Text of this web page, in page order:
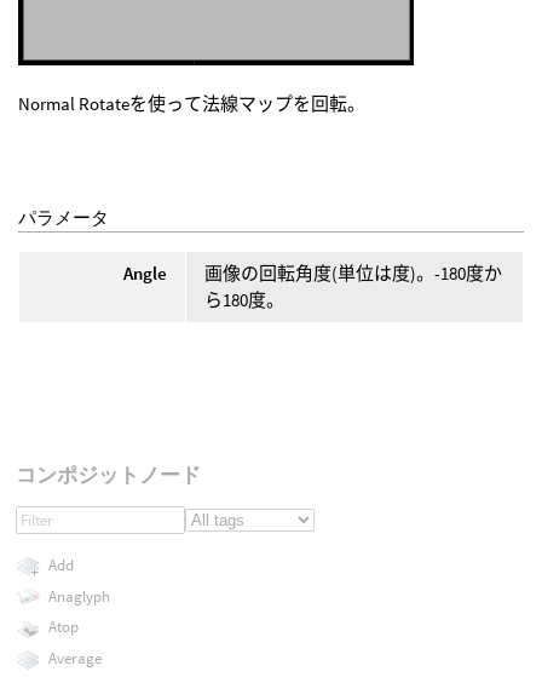
Normal Rotateを使って法線マップを回転。
パラメータ
Angle
画像の回転角度(単位は度)。-180度か
ら180度。
コンポジットノード
Add
Anaglyph
Atop
Average